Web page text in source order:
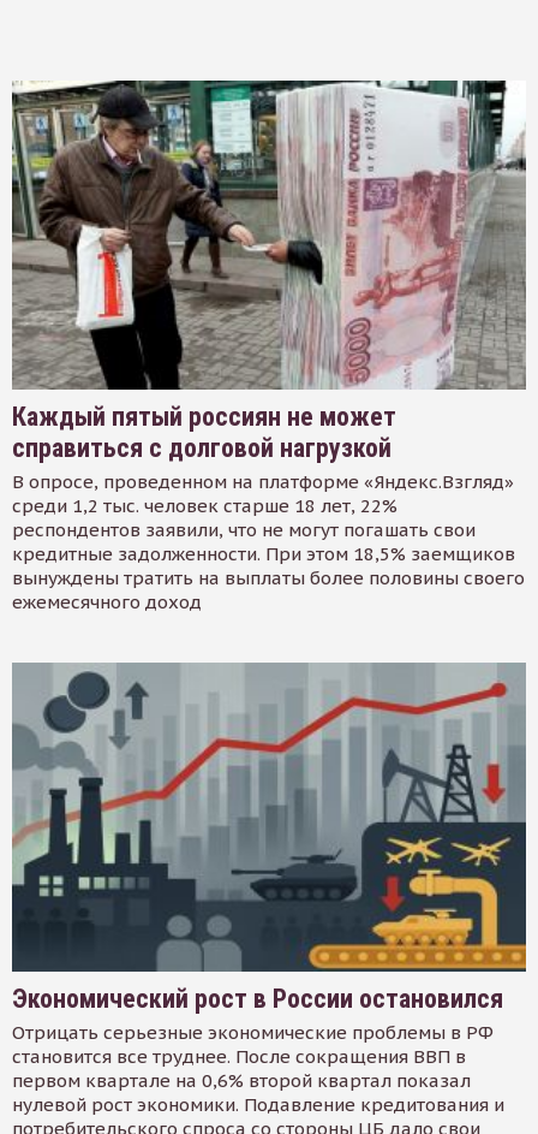
Каждый пятый россиян не может
справиться с долговой нагрузкой
В опросе, проведенном на платформе «Яндекс.Взгляд»
среди 1,2 тыс. человек старше 18 лет, 22%
респондентов заявили, что не могут погашать свои
кредитные задолженности. При этом 18,5% заемщиков
вынуждены тратить на выплаты более половины своего
ежемесячного доход
Экономический рост в России остановился
Отрицать серьезные экономические проблемы в РФ
становится все труднее. После сокращения ВВП в
первом квартале на 0,6% второй квартал показал
нулевой рост экономики. Подавление кредитования и
потребительского спроса со стороны ЦБ дало свои